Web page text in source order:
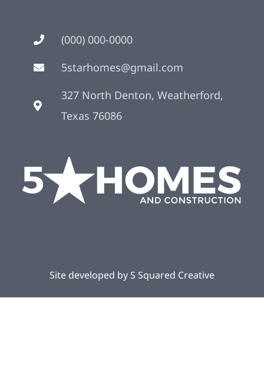
(000) 000-0000
5starhomes@gmail.com
327 North Denton, Weatherford,
Texas 76086
Site developed by S Squared Creative